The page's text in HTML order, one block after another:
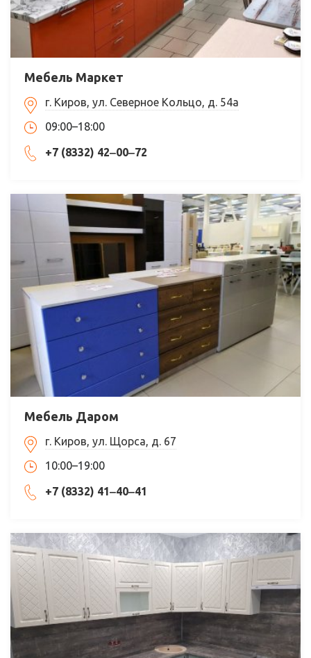
Мебель Маркет
г. Киров, ул. Северное Кольцо, д. 54а
09:00–18:00
+7 (8332) 42‒00‒72
Мебель Даром
г. Киров, ул. Щорса, д. 67
10:00–19:00
+7 (8332) 41‒40‒41